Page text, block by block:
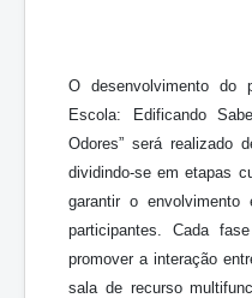
O desenvolvimento do
Escola: Edificando
Odores” será realizado
dividindo-se em etapas
garantir o
participantes. Cada
promover a interação
sala de recurso